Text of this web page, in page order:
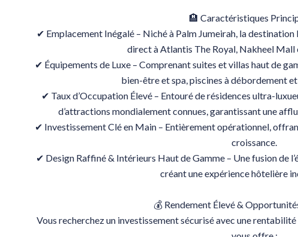
🏨 Caractéristiques
✔ Emplacement Inégalé – Niché à Palm Jumeirah, la
direct à Atlantis The Royal, Nakheel
✔ Équipements de Luxe – Comprenant suites et villas haut de
bien-être et spa, piscines à débordement
✔ Taux d’Occupation Élevé – Entouré de résidences ultra-
d’attractions mondialement connues, garantissant une
✔ Investissement Clé en Main – Entièrement opérationnel,
croissance.
✔ Design Raffiné & Intérieurs Haut de Gamme – Une fusion de
créant une expérience hôtelière
💰 Rendement Élevé &
Vous recherchez un investissement sécurisé avec une